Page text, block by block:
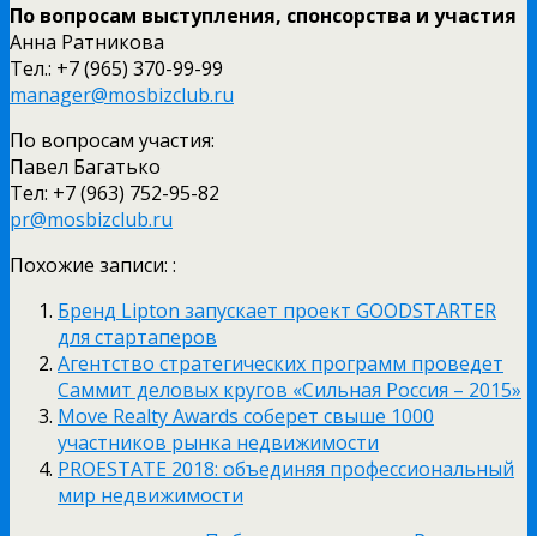
По вопросам выступления, спонсорства и участия
Анна Ратникова
Тел.: +7 (965) 370-99-99
manager@mosbizclub.ru
По вопросам участия:
Павел Багатько
Тел: +7 (963) 752-95-82
pr@mosbizclub.ru
Похожие записи: :
Бренд Lipton запускает проект GOODSTARTER
для стартаперов
Агентство стратегических программ проведет
Саммит деловых кругов «Сильная Россия – 2015»
Move Realty Awards соберет свыше 1000
участников рынка недвижимости
PROESTATE 2018: объединяя профессиональный
мир недвижимости